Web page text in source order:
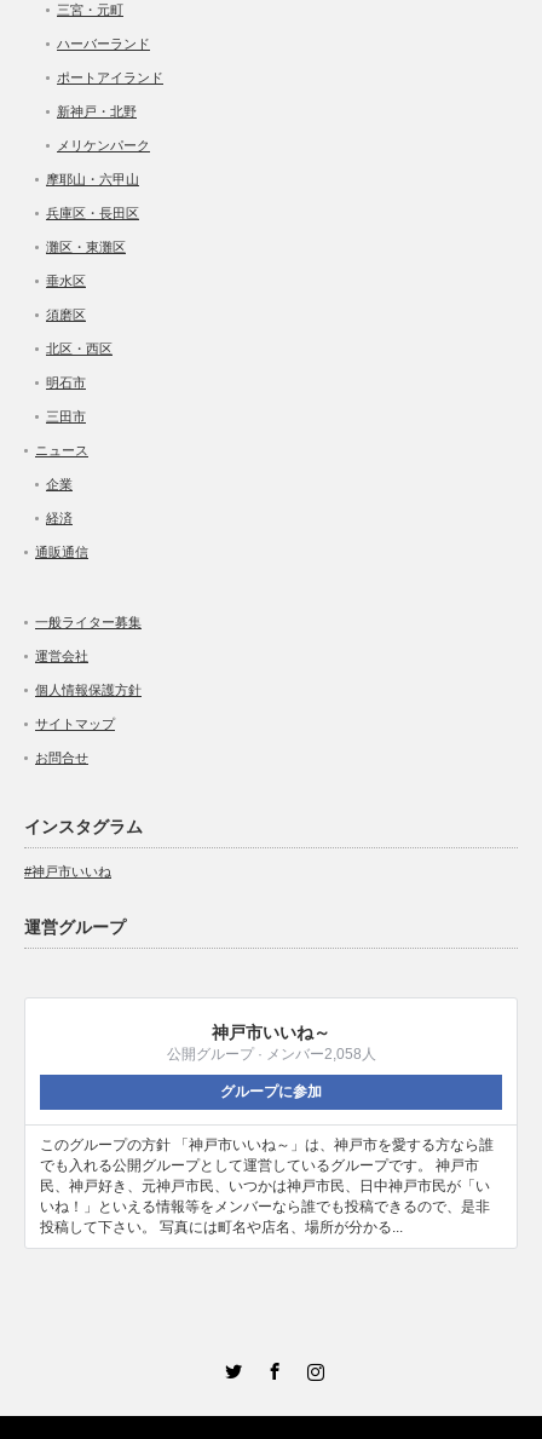
三宮・元町
ハーバーランド
ポートアイランド
新神戸・北野
メリケンパーク
摩耶山・六甲山
兵庫区・長田区
灘区・東灘区
垂水区
須磨区
北区・西区
明石市
三田市
ニュース
企業
経済
通販通信
一般ライター募集
運営会社
個人情報保護方針
サイトマップ
お問合せ
インスタグラム
#神戸市いいね
運営グループ
神戸市いいね～
公開グループ · メンバー2,058人
グループに参加
このグループの方針 「神戸市いいね～」は、神戸市を愛する方なら誰
でも入れる公開グループとして運営しているグループです。 神戸市
民、神戸好き、元神戸市民、いつかは神戸市民、日中神戸市民が「い
いね！」といえる情報等をメンバーなら誰でも投稿できるので、是非
投稿して下さい。 写真には町名や店名、場所が分かる...